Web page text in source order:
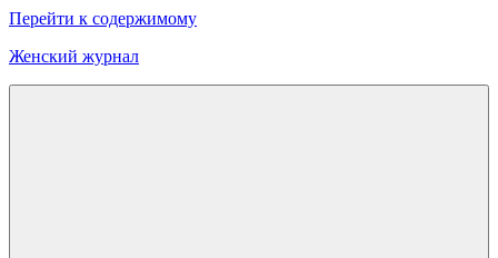
Перейти к содержимому
Женский журнал